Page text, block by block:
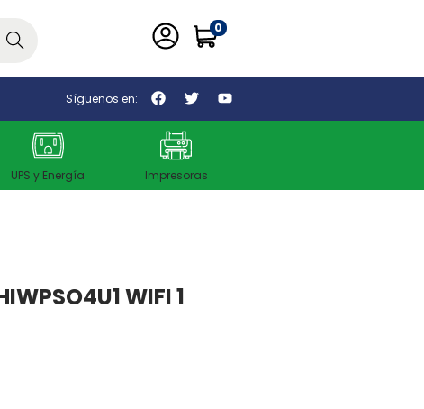
Buscar
0
Síguenos en:
UPS y Energía Impresoras
WIFI 1